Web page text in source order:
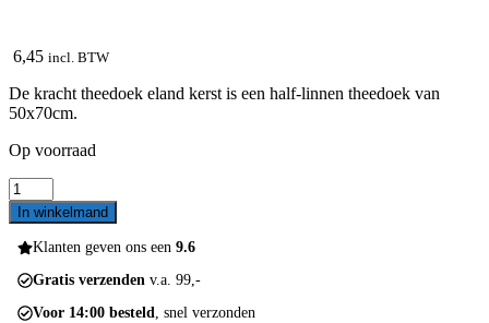
6,45 incl. BTW
De kracht theedoek eland kerst is een half-linnen theedoek van
50x70cm.
Op voorraad
Kracht
theedoek
eland
kerst
In winkelmand
Klanten geven ons een 9.6
Gratis verzenden v.a. 99,-
Voor 14:00 besteld, snel verzonden